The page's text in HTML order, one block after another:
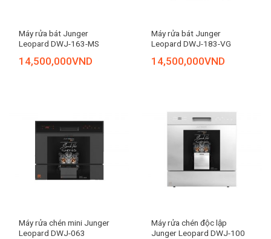
Máy rửa bát Junger
Leopard DWJ-163-MS
14,500,000VND
Máy rửa bát Junger
Leopard DWJ-183-VG
14,500,000VND
Máy rửa chén mini Junger
Leopard DWJ-063
Máy rửa chén độc lập
Junger Leopard DWJ-100